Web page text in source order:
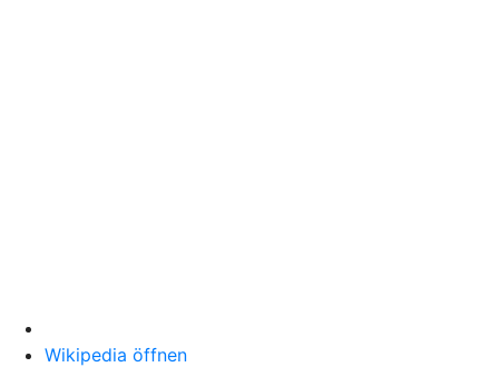
Wikipedia öffnen